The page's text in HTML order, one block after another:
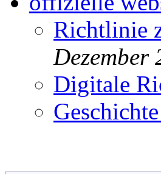
Richtlinie
Dezember
Digitale